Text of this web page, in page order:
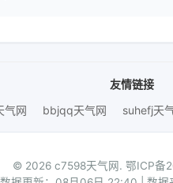
友情链接
气网 bbjqq天气网 suhefj天
© 2026 c7598天气网. 鄂ICP备